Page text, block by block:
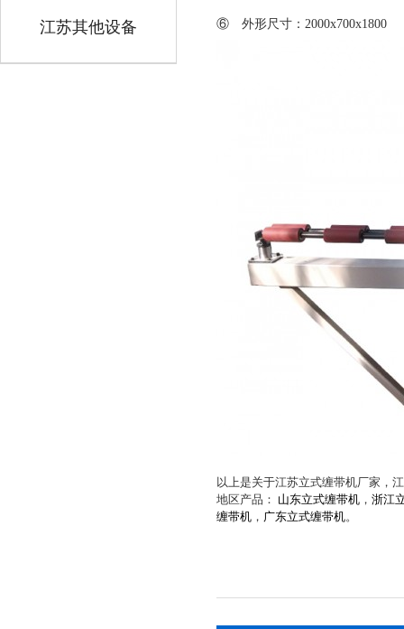
江苏其他设备 ⑥ 外形尺寸：2000x700x1800
以上是关于江苏立式缠带机厂家，
地区产品： 山东立式缠带机 ， 浙江
缠带机 ， 广东立式缠带机。